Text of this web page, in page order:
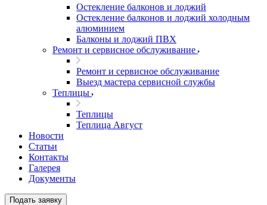
Остекление балконов и лоджий
Остекление балконов и лоджий холодным
алюминием
Балконы и лоджий ПВХ
Ремонт и сервисное обслуживание
Ремонт и сервисное обслуживание
Выезд мастера сервисной службы
Теплицы
Теплицы
Теплица Август
Новости
Статьи
Контакты
Галерея
Документы
Подать заявку